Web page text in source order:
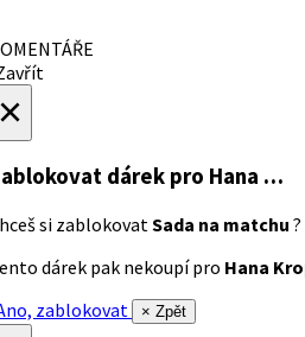
dárek pro Hana …
si zablokovatSada na matchu ?
dárek pak nekoupí pro Hana
zablokovat
× Zpět